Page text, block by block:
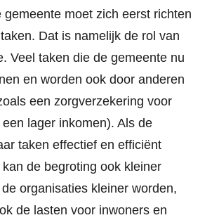
gemeente moet zich eerst richten
Dat is namelijk de rol van
Veel taken die de gemeente nu
en worden ook door anderen
een zorgverzekering voor
lager inkomen). Als de
taken effectief en efficiënt
de begroting ook kleiner
organisaties kleiner worden,
de lasten voor inwoners en